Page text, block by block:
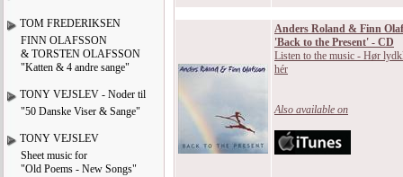
TOM FREDERIKSEN
FINN OLAFSSON
& TORSTEN OLAFSSON
"Katten & 4 andre sange"
TONY VEJSLEV - Noder til
"50 Danske Viser & Sange"
TONY VEJSLEV
Sheet music for
"Old Poems - New Songs"
Anders Roland & Finn
'Back to the Present' - CD
Listen to the music - Hør
hér
Also available on